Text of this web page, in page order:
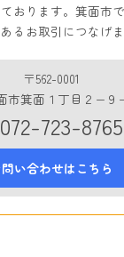
おります。箕面市
るお取引につなげま
〒562-0001
市箕面１丁目２−９
072-723-8765
い合わせはこちら